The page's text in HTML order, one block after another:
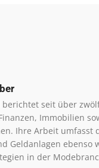
seit über
Immobilien
Ihre Arbeit umfasst
Geldanlagen ebenso
in der